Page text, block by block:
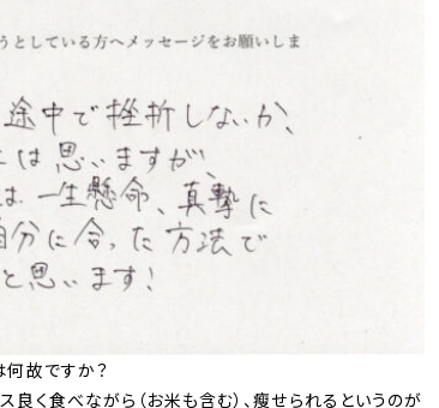
故ですか？
く食べながら（お米も含む）、瘦せられるというのが